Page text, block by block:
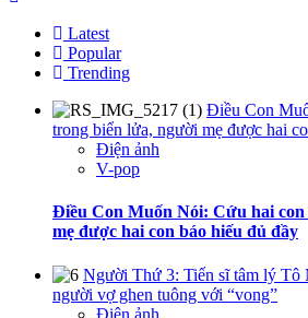
Latest
Popular
Trending
Điều Con
trong biển lửa, người mẹ được hai
Điện ảnh
V-pop
Điều Con Muốn Nói: Cứu hai
mẹ được hai con báo hiếu đủ đầy
Người Thứ 3: Tiến sĩ tâm lý Tô
người vợ ghen tuông với “vong”
Điện ảnh